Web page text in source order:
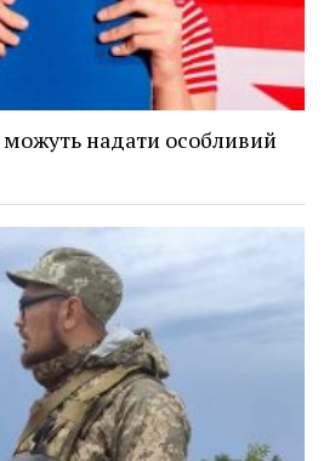
можуть надати особливий